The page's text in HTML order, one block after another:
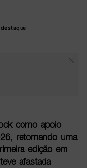
como apoio
retomando uma
edição em
afastada